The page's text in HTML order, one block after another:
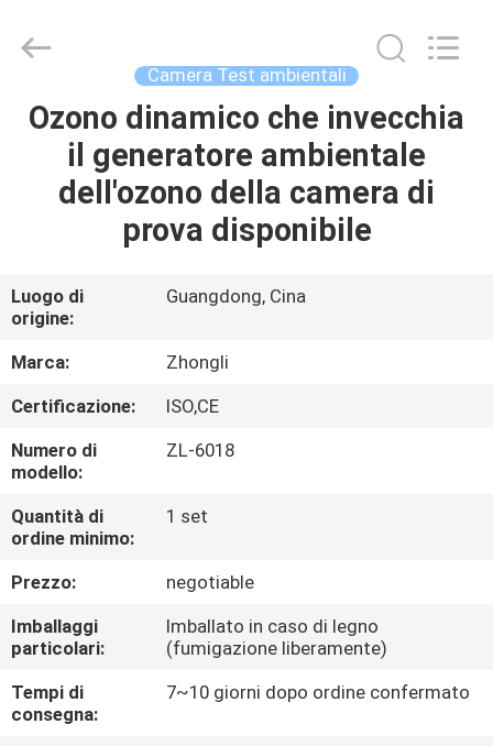
CASA
PRODOTTI
CIRCA
NOI
GIRO
DELLA
FABBRICA
CONTROLLO
DI
QUALITÀ
CONTATTICI
Instrument
Technology
Rights
Reserved.
Camera Test ambientali
Ozono dinamico che invecchia
il generatore ambientale
dell'ozono della camera di
prova disponibile
Luogo di
origine:
Guangdong, Cina
Marca:
Zhongli
Certificazione:
ISO,CE
Numero di
modello:
ZL-6018
Quantità di
ordine minimo:
1 set
Prezzo:
negotiable
Imballaggi
particolari:
Imballato in caso di legno
(fumigazione liberamente)
Tempi di
consegna:
7~10 giorni dopo ordine confermato